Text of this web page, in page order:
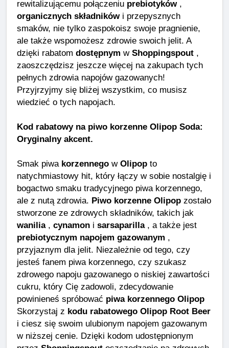
rewitalizującemu połączeniu prebiotyków,
organicznych składnikówi przepysznych
smaków, nie tylko zaspokoisz swoje pragnienie,
ale także wspomożesz zdrowie swoich jelit. A
dzięki rabatom dostępnym w Shoppingspout ,
zaoszczędzisz jeszcze więcej na zakupach tych
pełnych zdrowia napojów gazowanych!
Przyjrzyjmy się bliżej wszystkim, co musisz
wiedzieć o tych napojach.
Kod rabatowy na piwo korzenne Olipop Soda:
Oryginalny akcent.
Smak piwa korzennego w Olipop to
natychmiastowy hit, który łączy w sobie nostalgię i
bogactwo smaku tradycyjnego piwa korzennego,
ale z nutą zdrowia. Piwo korzenne Olipop zostało
stworzone ze zdrowych składników, takich jak
wanilia, cynamon i sarsaparilla, a także jest
prebiotycznym napojem gazowanym ,
przyjaznym dla jelit. Niezależnie od tego, czy
jesteś fanem piwa korzennego, czy szukasz
zdrowego napoju gazowanego o niskiej zawartości
cukru, który Cię zadowoli, zdecydowanie
powinieneś spróbować piwa korzennego Olipop
Skorzystaj z kodu rabatowego Olipop Root Beer
i ciesz się swoim ulubionym napojem gazowanym
w niższej cenie. Dzięki kodom udostępnionym